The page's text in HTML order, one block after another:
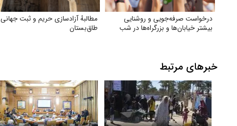
درخواست صرفه‌جویی و روشنایی
بیشتر خیابان‌ها و بزرگراه‌ها در شب
مطالبهٔ آزادسازی حریم و ثبت جهانی
طاق‌بستان
خبرهای مرتبط